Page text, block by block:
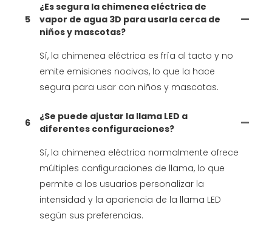
5
¿Es segura la chimenea eléctrica de
vapor de agua 3D para usarla cerca de
niños y mascotas?
Sí, la chimenea eléctrica es fría al tacto y no
emite emisiones nocivas, lo que la hace
segura para usar con niños y mascotas.
6
¿Se puede ajustar la llama LED a
diferentes configuraciones?
Sí, la chimenea eléctrica normalmente ofrece
múltiples configuraciones de llama, lo que
permite a los usuarios personalizar la
intensidad y la apariencia de la llama LED
según sus preferencias.